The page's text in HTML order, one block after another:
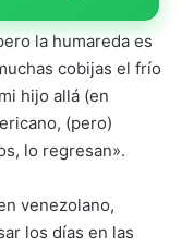
la humareda es
cobijas el frío
hijo allá (en
(pero)
lo regresan».
venezolano,
los días en las